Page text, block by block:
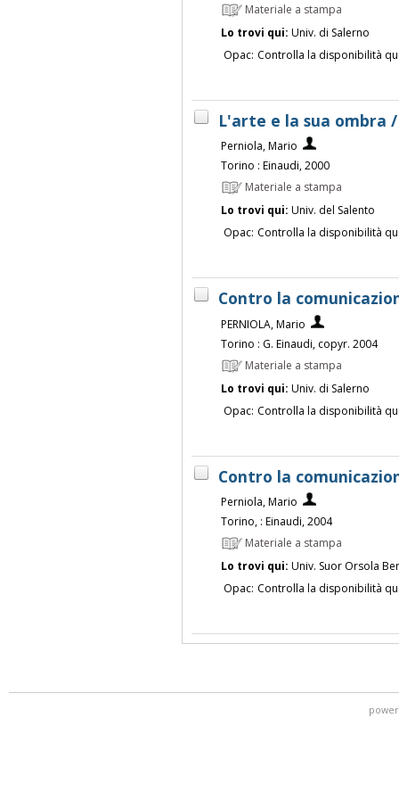
Materiale a stampa
Lo trovi qui: Univ. di Salerno
Opac: Controlla la disponibilità
L'arte e la sua ombra
Perniola, Mario
Torino : Einaudi, 2000
Materiale a stampa
Lo trovi qui: Univ. del Salento
Opac: Controlla la disponibilità
Contro la
PERNIOLA, Mario
Torino : G. Einaudi, copyr. 2004
Materiale a stampa
Lo trovi qui: Univ. di Salerno
Opac: Controlla la disponibilità
Contro la
Perniola, Mario
Torino, : Einaudi, 2004
Materiale a stampa
Lo trovi qui: Univ. Suor Orsola
Opac: Controlla la disponibilità